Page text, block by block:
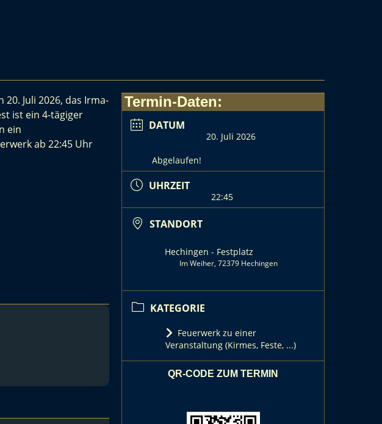
Juli 2026, das Irma-
ist ein 4-tägiger
ein
ab 22:45 Uhr
Termin-Daten:
DATUM
20. Juli 2026
Abgelaufen!
UHRZEIT
22:45
STANDORT
Hechingen - Festplatz
Im Weiher, 72379 Hechingen
KATEGORIE
Feuerwerk zu einer
Veranstaltung (Kirmes, Feste, ...)
QR-CODE ZUM TERMIN